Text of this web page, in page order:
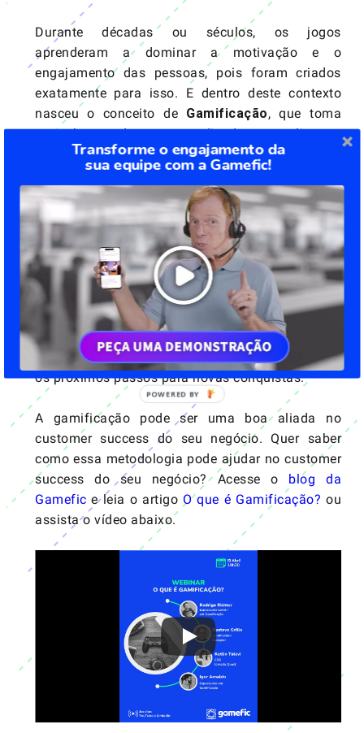
Durante décadas ou séculos, os jogos
aprenderam a dominar a motivação e o
engajamento das pessoas, pois foram criados
exatamente para isso. E dentro deste contexto
nasceu o conceito de Gamificação, que toma
como base todo este aprendizado para aplicar as
dinâmicas e mecânicas presente nos jogos em
situações da vida real, como atividades
corporativas ou treinamentos.
O uso da Gamificaçãoexplora as emoções de
um participante e demonstra, facilmente, as
melhores atividades que um público pode
concluir que causam impacto em objetivos
compartilhados mutuamente. À medida que as
pessoas realizam as atividades, eles recebem
feedback imediato sobre o desempenho e guiam
os próximos passos para novas conquistas.
A gamificação pode ser uma boa aliada no
customer success do seu negócio. Quer saber
como essa metodologia pode ajudar no customer
success do seu negócio? Acesse o blog da
Gamefic e leia o artigo O que é Gamificação? ou
assista o vídeo abaixo.
Transforme o engajamento da
sua equipe com a Gamefic!